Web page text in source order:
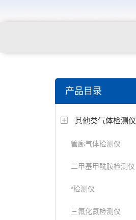
产品目录
其他类气体检测仪
管廊气体检测仪
二甲基甲酰胺检测仪
*检测仪
三氟化氮检测仪